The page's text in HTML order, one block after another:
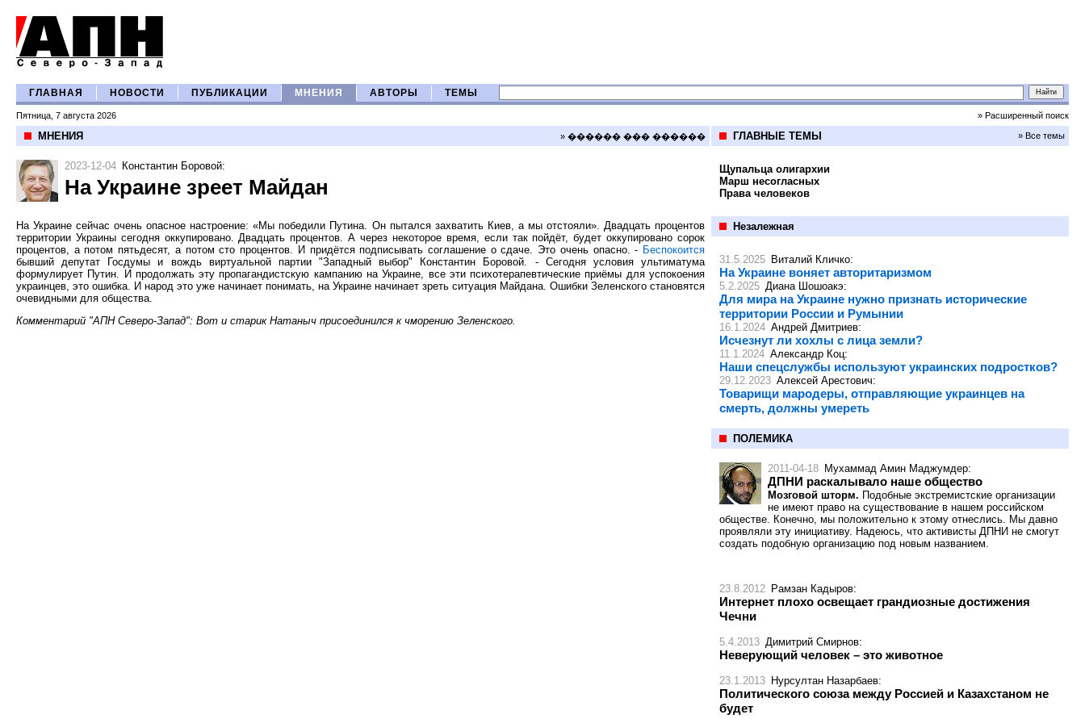
ГЛАВНАЯ НОВОСТИ ПУБЛИКАЦИИ МНЕНИЯ АВТОРЫ ТЕМЫ
Пятница, 7 августа 2026 » Расширенный поиск
МНЕНИЯ » ������ ��� ������
2023-12-04 Константин Боровой:
На Украине зреет Майдан
На Украине сейчас очень опасное настроение: «Мы победили Путина. Он пытался захватить Киев, а мы отстояли». Двадцать процентов
территории Украины сегодня оккупировано. Двадцать процентов. А через некоторое время, если так пойдёт, будет оккупировано сорок
процентов, а потом пятьдесят, а потом сто процентов. И придётся подписывать соглашение о сдаче. Это очень опасно. - Беспокоится
бывший депутат Госдумы и вождь виртуальной партии "Западный выбор" Константин Боровой. - Сегодня условия ультиматума
формулирует Путин. И продолжать эту пропагандистскую кампанию на Украине, все эти психотерапевтические приёмы для успокоения
украинцев, это ошибка. И народ это уже начинает понимать, на Украине начинает зреть ситуация Майдана. Ошибки Зеленского становятся
очевидными для общества.
Комментарий "АПН Северо-Запад": Вот и старик Натаныч присоединился к чморению Зеленского.
ГЛАВНЫЕ ТЕМЫ » Все темы
Щупальца олигархии
Марш несогласных
Права человеков
Незалежная
31.5.2025 Виталий Кличко:
На Украине воняет авторитаризмом
5.2.2025 Диана Шошоакэ:
Для мира на Украине нужно признать исторические
территории России и Румынии
16.1.2024 Андрей Дмитриев:
Исчезнут ли хохлы с лица земли?
11.1.2024 Александр Коц:
Наши спецслужбы используют украинских подростков?
29.12.2023 Алексей Арестович:
Товарищи мародеры, отправляющие украинцев на
смерть, должны умереть
ПОЛЕМИКА
2011-04-18 Мухаммад Амин Маджумдер:
ДПНИ раскалывало наше общество
Мозговой шторм. Подобные экстремистские организации
не имеют право на существование в нашем российском
обществе. Конечно, мы положительно к этому отнеслись. Мы давно
проявляли эту инициативу. Надеюсь, что активисты ДПНИ не смогут
создать подобную организацию под новым названием.
23.8.2012 Рамзан Кадыров:
Интернет плохо освещает грандиозные достижения
Чечни
5.4.2013 Димитрий Смирнов:
Неверующий человек – это животное
23.1.2013 Нурсултан Назарбаев:
Политического союза между Россией и Казахстаном не
будет